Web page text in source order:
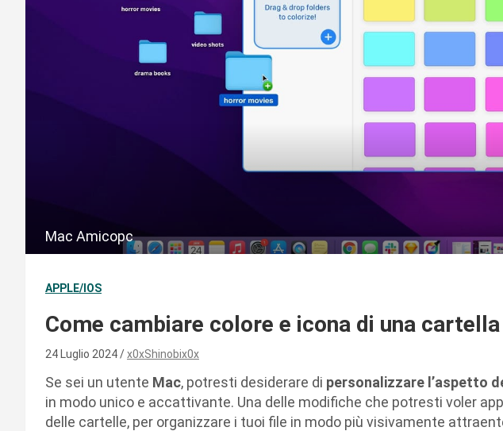
Mac Amicopc
APPLE/IOS
Come cambiare colore e icona di una
24 Luglio 2024 x0xShinobix0x
Se sei un utente Mac, potresti desiderare di personalizzare l’aspetto
in modo unico e accattivante. Una delle modifiche che potresti voler
delle cartelle, per organizzare i tuoi file in modo più visivamente